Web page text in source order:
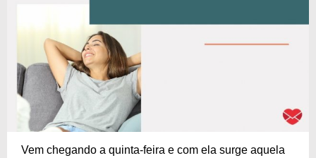
Vem chegando a quinta-feira e com ela surge aquela